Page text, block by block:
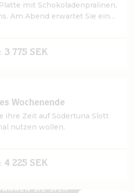
mit Schokoladenpralinen,
Am Abend erwartet Sie ein
des Schlosses, bei dem die
im Mittelpunkt stehen.
3 775 SEK
Wochenende
ihre Zeit auf Södertuna Slott
nutzen wollen.
4 225 SEK
SIE SICH